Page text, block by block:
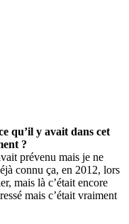
qu’il y avait dans cet
?
prévenu mais je ne
connu ça, en 2012, lors
mais là c’était encore
mais c’était vraiment